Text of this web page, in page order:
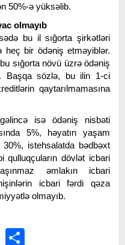
50%-ə yüksəlib.
olmayıb
bu il sığorta şirkətləri
heç bir ödəniş etməyiblər.
sığorta növü üzrə ödəniş
Başqa sözlə, bu ilin 1-ci
qaytarılmamasına
isə ödəniş nisbəti
5%, həyatın yaşam
30%, istehsalatda bədbəxt
qulluqçuların dövlət icbari
əmlakın icbari
icbari fərdi qəza
olmayıb.
Telegram